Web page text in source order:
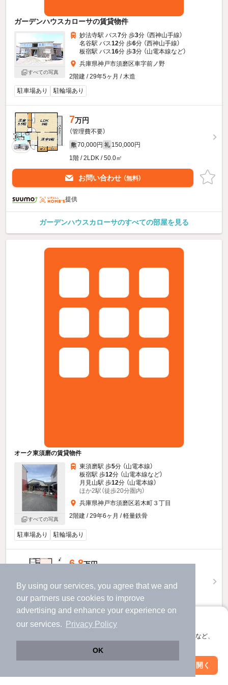
By using our services, you agree that we and
our partners use cookies to improve
advertising and enhance your experience on
our services.
Privacy Policy
OK
アプリに切り替えて、サクサクお部屋探し
会員登録なしですぐ使える。マップ検索やお気に入り保存など、
アプリを開く
ガーデンハウスカローサの賃貸物件
すべての写真
妙法寺駅 バス7分 歩3分 （西神山手線）
名谷駅 バス12分 歩6分 （西神山手線）
板宿駅 バス16分 歩3分 （山電本線など）
兵庫県神戸市須磨区車字前ノ野
2階建 / 29年5ヶ月 / 木造
駐車場あり
駐輪場あり
7万円
（管理費不要）
敷 70,000円 礼 150,000円
1階 / 2LDK / 50.0㎡
お問い合わせ （無料）
提供
ガーデンハウスカローサのすべての部屋を見る
オーク東須磨の賃貸物件
すべての写真
東須磨駅 歩5分 （山電本線）
板宿駅 歩12分 （山電本線など）
月見山駅 歩12分 （山電本線）
ほか2駅（徒歩20分圏内）
兵庫県神戸市須磨区若木町３丁目
2階建 / 29年6ヶ月 / 軽量鉄骨
駐車場あり 駐輪場あり
6.8万円
敷 30,000円 礼 150,000円
1階 / 2LDK / 53.48㎡
物件詳細を見る
絞り込み条件を変更